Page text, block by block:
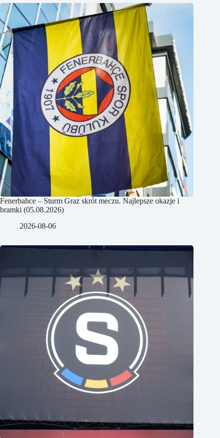
Fenerbahce – Sturm Graz skrót meczu. Najlepsze okazje i
bramki (05.08.2026)
2026-08-06